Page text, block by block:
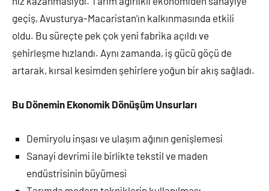
geçiş, Avusturya-Macaristan’ın kalkınmasında etkili
oldu. Bu süreçte pek çok yeni fabrika açıldı ve
şehirleşme hızlandı. Aynı zamanda, iş gücü göçü de
artarak, kırsal kesimden şehirlere yoğun bir akış sağladı.
Bu Dönemin Ekonomik Dönüşüm Unsurları
Demiryolu inşası ve ulaşım ağının genişlemesi
Sanayi devrimi ile birlikte tekstil ve maden
endüstrisinin büyümesi